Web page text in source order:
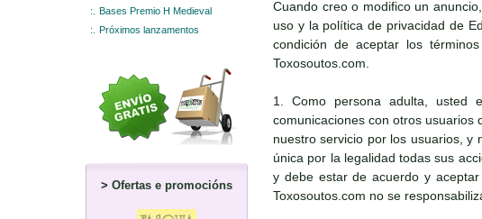
:.
Bases Premio H Medieval
:.
Próximos lanzamentos
> Ofertas e promocións
Cuando creo o modifico un
uso y la política de privacidad de
condición de aceptar los
Toxosoutos.com.
1. Como persona adulta, usted
comunicaciones con otros usuarios
nuestro servicio por los usuarios, y
única por la legalidad todas sus
y debe estar de acuerdo y
Toxosoutos.com no se